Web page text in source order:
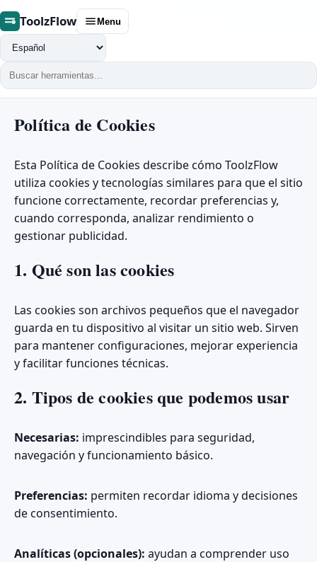
ToolzFlow Menu
Cambiar
idioma
Política de Cookies
Esta Política de Cookies describe cómo ToolzFlow
utiliza cookies y tecnologías similares para que el sitio
funcione correctamente, recordar preferencias y,
cuando corresponda, analizar rendimiento o
gestionar publicidad.
1. Qué son las cookies
Las cookies son archivos pequeños que el navegador
guarda en tu dispositivo al visitar un sitio web. Sirven
para mantener configuraciones, mejorar experiencia
y facilitar funciones técnicas.
2. Tipos de cookies que podemos usar
Necesarias: imprescindibles para seguridad,
navegación y funcionamiento básico.
Preferencias: permiten recordar idioma y decisiones
de consentimiento.
Analíticas (opcionales): ayudan a comprender uso